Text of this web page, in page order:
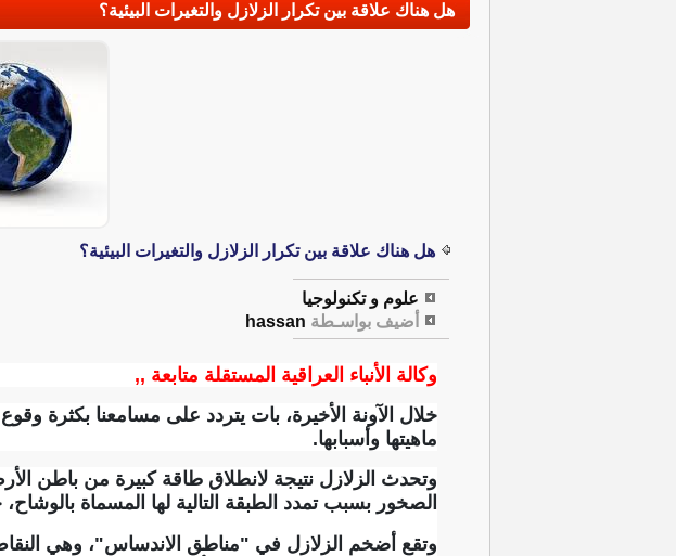
هل هناك علاقة بين تكرار الزلازل والتغيرات البيئية؟
هل هناك علاقة بين تكرار الزلازل والتغيرات البيئية؟
علوم و تكنولوجيا
أضيف بواسـطة hassan
وكالة الأنباء العراقية المستقلة متابعة ,,
خلال الآونة الأخيرة، بات يتردد على مسامعنا بكثرة
ماهيتها وأسبابها.
وتحدث الزلازل نتيجة لانطلاق طاقة كبيرة من باطن
الصخور بسبب تمدد الطبقة التالية لها المسماة
وتقع أضخم الزلازل في "مناطق الاندساس"، وهي